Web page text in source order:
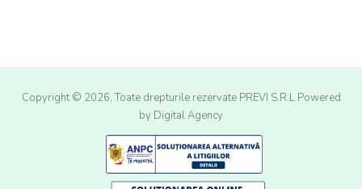
Copyright © 2026, Toate drepturile rezervate PREVI S.R.L Powered
by Digital Agency